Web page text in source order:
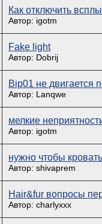
Как отключить
Автор: igotm
Fake light
Автор: Dobrij
Bip01 не двигается
Автор: Lanqwe
мелкие
Автор: igotm
нужно чтобы
Автор: shivaprem
Hair&fur вопросы
Автор: charlyxxx